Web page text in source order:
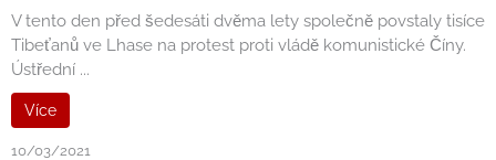
V tento den před šedesáti dvěma lety společně povstaly tisíce
Tibeťanů ve Lhase na protest proti vládě komunistické Číny.
Ústřední ...
Více
10/03/2021